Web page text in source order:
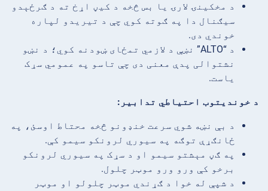
د مخکینۍ لارۍ یا بس څخه د کیڼ اړخ ته د ګرځېدو
سیګنال دا په ګوته کوي چې د تیریدو لپاره
خوندي دی.
د “ALTO” نښې د لازمي تمځای ښودنه کوي؛ د نښو
نشتوالی پدې معنی دی چې تاسو په عمومي سړک
یاست.
د خوندیتوب احتیاطي تدابیر:
د بې نښه شوي سرعت خنډونو څخه محتاط اوسئ، په
ځانګړې توګه په سیوري لرونکو سیمو کې.
په ګڼ مېشتو سیمو او د سړک په سیوري لرونکو
برخو کې ورو ورو موټر چلول.
د شپې له خوا د ګړندي موټر چلولو او موټر